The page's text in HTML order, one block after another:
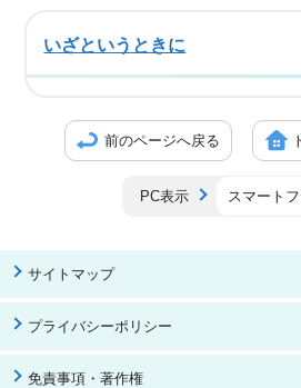
いざというときに
前のページへ戻る
PC表示 スマート
サイトマップ
プライバシーポリシー
免責事項・著作権